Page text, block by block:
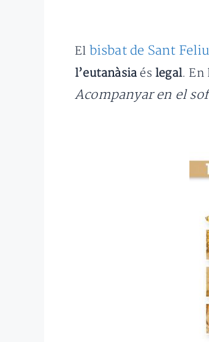
El bisbat de Sant
l’eutanàsia és legal. En
Acompanyar en el